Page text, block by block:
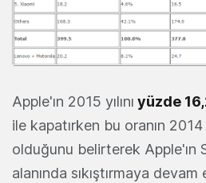
Apple'ın 2015 yılını yüzde
ile kapatırken bu oranın 2014
olduğunu belirterek Apple'ın
alanında sıkıştırmaya